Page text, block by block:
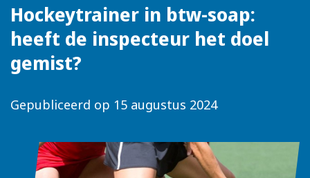
Hockeytrainer in btw-soap:
heeft de inspecteur het doel
gemist?
Gepubliceerd op 15 augustus 2024